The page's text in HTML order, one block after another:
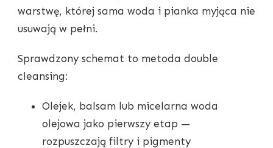
warstwę, której sama woda i pianka myjąca nie
usuwają w pełni.
Sprawdzony schemat to metoda double
cleansing:
Olejek, balsam lub micelarna woda
olejowa jako pierwszy etap —
rozpuszczają filtry i pigmenty